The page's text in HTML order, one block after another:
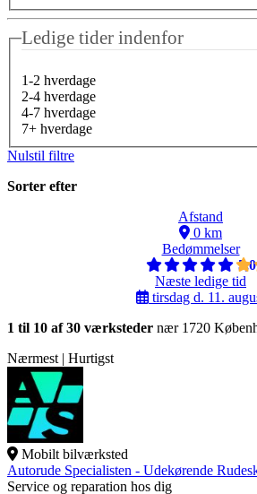
Ledige tider indenfor
1-2 hverdage
2-4 hverdage
4-7 hverdage
7+ hverdage
Nulstil filtre
Sorter efter
Afstand
0 km
Bedømmelser
5,0
Næste ledige tid
tirsdag d. 11.
1 til 10 af 30 værksteder nær 1720
Nærmest | Hurtigst
Mobilt bilværksted
Autorude Specialisten - Udekørende
Service og reparation hos dig